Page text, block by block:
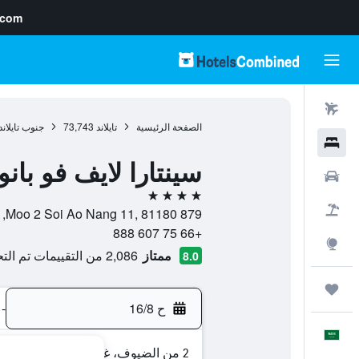
الصفحة الرئيسية تايلاند 73,743 جنوب تايلاند
سينتارا لايف فو
4 نجوم
879 Moo 2 Soi Ao Nang 11, 81180, كرابي, محافظة كرابي, تايلاند
+66 75 607 888
8.0 ممتاز 2,086 من التقييمات تم التحقق منها
ح 16/8 -
2 من الضيوف، غرفة واحدة